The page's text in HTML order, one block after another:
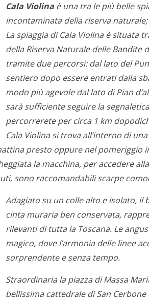
Cala Violina è una tra le più belle
incontaminata della riserva
La spiaggia di Cala Violina è situata
della Riserva Naturale delle Bandite
tramite due percorsi: dal lato del
sentiero dopo essere entrati dalla
modo più agevole dal lato di Pian
sarà sufficiente seguire la
percorrerete per circa 1 km
Cala Violina si trova all’interno di
presto oppure nel
la macchina, per accedere
sono raccomandabili scarpe
Adagiato su un colle alto e isolato, il
cinta muraria ben conservata,
rilevanti di tutta la Toscana. Le
magico, dove l’armonia delle linee
sorprendente e senza tempo.
Straordinaria la piazza di Massa
bellissima cattedrale di San